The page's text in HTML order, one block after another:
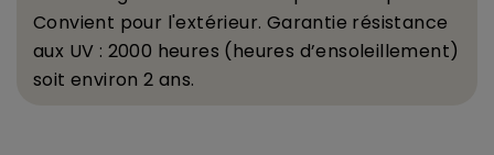
Convient pour l'extérieur. Garantie résistance
aux UV : 2000 heures (heures d’ensoleillement)
soit environ 2 ans.